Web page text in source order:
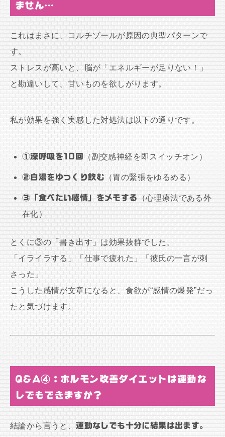
ません…
これはまさに、コルチゾールが原因の典型パターンで
す。
ストレスが高いと、脳が「エネルギーが足りない！」
と勘違いして、甘いものを欲しがります。
私が効果を強く実感した対処法は以下の通りです。
①深呼吸を10回 （副交感神経を即スイッチオン）
②白湯をゆっくり飲む （胃の緊張をゆるめる）
③「食べたい感情」をメモする
（心理療法である外
在化）
とくに③の「書き出す」は効果抜群でした。
「イライラする」「仕事で疲れた」「彼氏の一言が刺
さった」
こうした感情が文章になると、食欲が“感情の爆発”だっ
たと気づけます。
Q&A④：ホルモン改善ダイエットは運動な
しでもできますか？
結論から言うと、運動なしでも十分に結果は出ます。